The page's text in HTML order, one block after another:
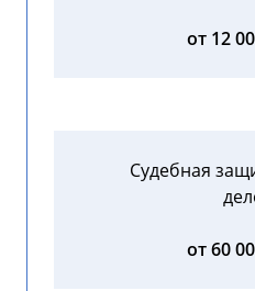
от 12
Судебная
от 60